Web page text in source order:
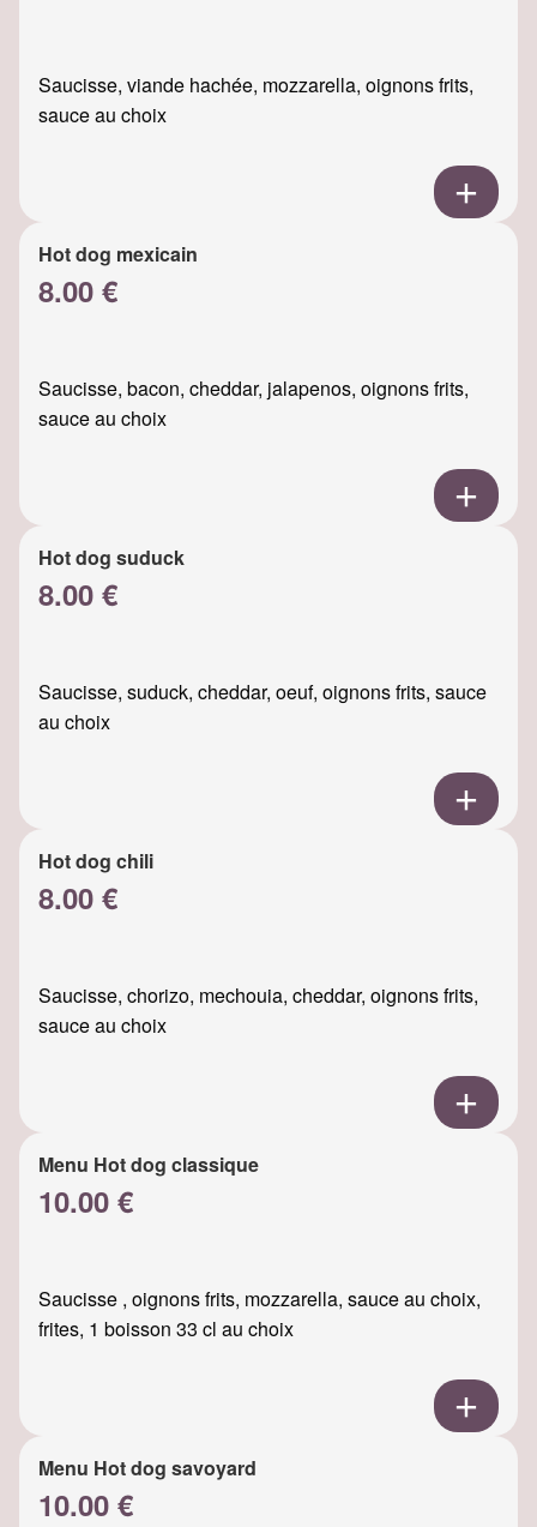
Saucisse, viande hachée, mozzarella, oignons frits,
sauce au choix
Hot dog mexicain
8.00 €
Saucisse, bacon, cheddar, jalapenos, oignons frits,
sauce au choix
Hot dog suduck
8.00 €
Saucisse, suduck, cheddar, oeuf, oignons frits, sauce
au choix
Hot dog chili
8.00 €
Saucisse, chorizo, mechouia, cheddar, oignons frits,
sauce au choix
Menu Hot dog classique
10.00 €
Saucisse , oignons frits, mozzarella, sauce au choix,
frites, 1 boisson 33 cl au choix
Menu Hot dog savoyard
10.00 €